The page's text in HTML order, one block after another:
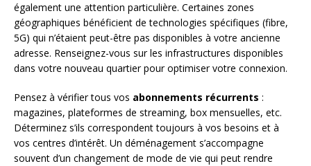
également une attention particulière. Certaines zones
géographiques bénéficient de technologies spécifiques (fibre,
5G) qui n’étaient peut-être pas disponibles à votre ancienne
adresse. Renseignez-vous sur les infrastructures disponibles
dans votre nouveau quartier pour optimiser votre connexion.
Pensez à vérifier tous vos abonnements récurrents :
magazines, plateformes de streaming, box mensuelles, etc.
Déterminez s’ils correspondent toujours à vos besoins et à
vos centres d’intérêt. Un déménagement s’accompagne
souvent d’un changement de mode de vie qui peut rendre